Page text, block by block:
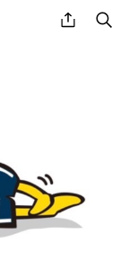
share